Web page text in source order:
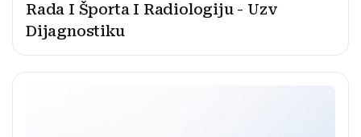
Rada I Športa I Radiologiju - Uzv
Dijagnostiku